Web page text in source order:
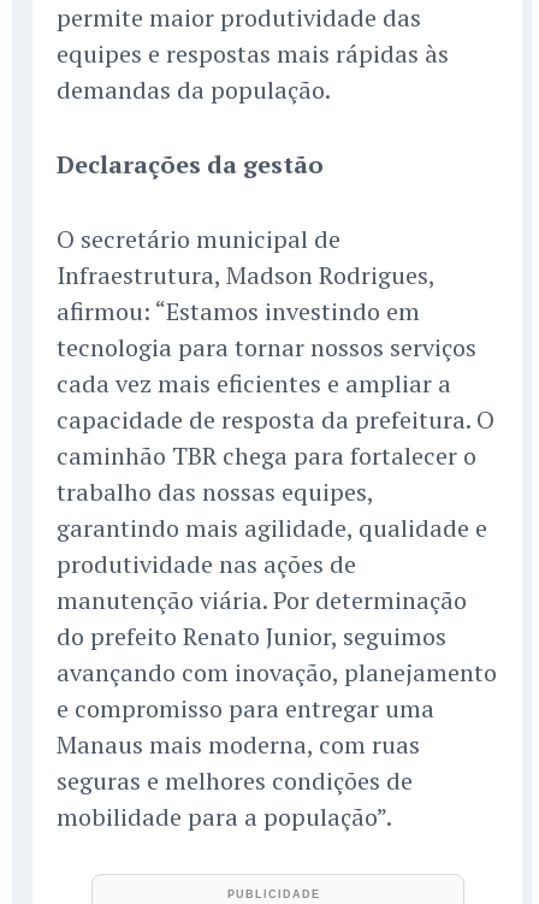
permite maior produtividade das
equipes e respostas mais rápidas às
demandas da população.
Declarações da gestão
O secretário municipal de
Infraestrutura, Madson Rodrigues,
afirmou: “Estamos investindo em
tecnologia para tornar nossos serviços
cada vez mais eficientes e ampliar a
capacidade de resposta da prefeitura. O
caminhão TBR chega para fortalecer o
trabalho das nossas equipes,
garantindo mais agilidade, qualidade e
produtividade nas ações de
manutenção viária. Por determinação
do prefeito Renato Junior, seguimos
avançando com inovação, planejamento
e compromisso para entregar uma
Manaus mais moderna, com ruas
seguras e melhores condições de
mobilidade para a população”.